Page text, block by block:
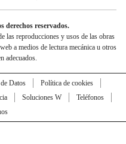
derechos reservados.
las reproducciones y usos de las obras
a medios de lectura mecánica u otros
adecuados.
Datos
Política de cookies
Soluciones W
Teléfonos